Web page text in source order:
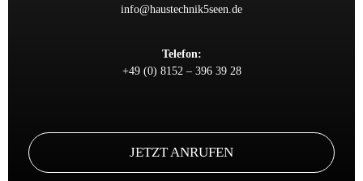
info@haustechnik5seen.de
Telefon:
+49 (0) 8152 – 396 39 28
JETZT ANRUFEN